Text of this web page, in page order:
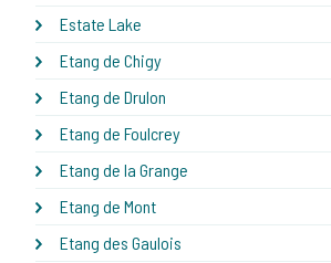
Estate Lake
Etang de Chigy
Etang de Drulon
Etang de Foulcrey
Etang de la Grange
Etang de Mont
Etang des Gaulois